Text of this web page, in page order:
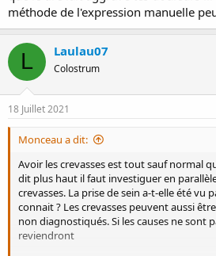
méthode de l'expression manuelle
L Laulau07
Colostrum
18 Juillet 2021
Monceau a dit:
Avoir les crevasses est tout sauf normal
dit plus haut il faut investiguer en
crevasses. La prise de sein a-t-elle été vu
connait ? Les crevasses peuvent aussi
non diagnostiqués. Si les causes ne sont
reviendront